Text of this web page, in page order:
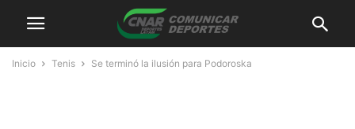
Inicio Tenis Se terminó la ilusión para Podoroska